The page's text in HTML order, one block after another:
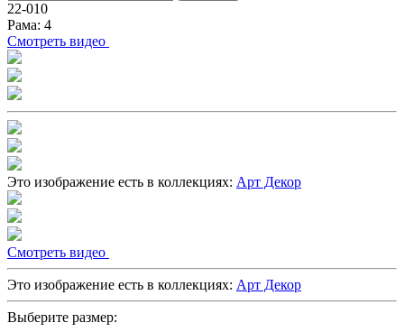
22-010
Рама: 4
Cмотреть видео
Это изображение есть в коллекциях: Арт Декор
Cмотреть видео
Это изображение есть в коллекциях: Арт Декор
Выберите размер: